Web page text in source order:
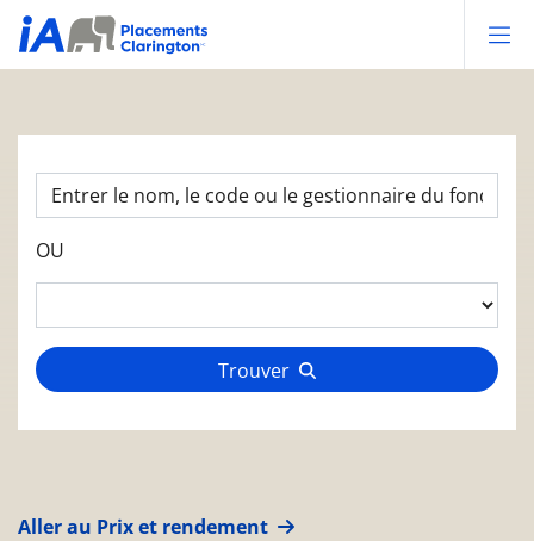
OU
Trouver
Aller au Prix et rendement